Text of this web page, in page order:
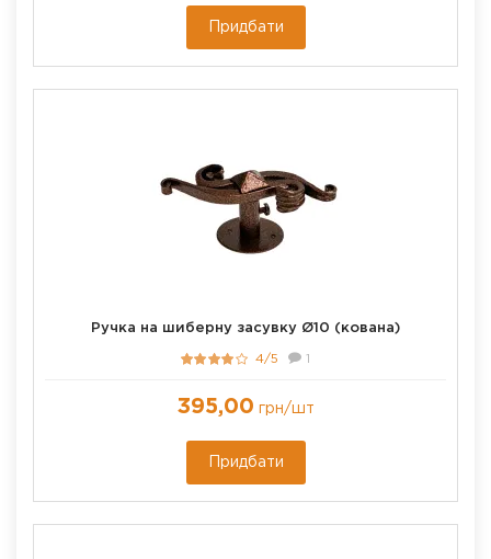
Придбати
Ручка на шиберну засувку Ø10 (кована)
4/5 1
395,00 грн/шт
Придбати